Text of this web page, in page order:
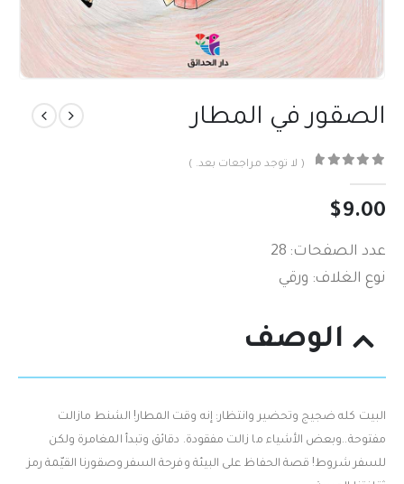
الصقور في المطار
( لا توجد مراجعات بعد. )
$9.00
عدد الصفحات: 28
نوع الغلاف: ورقي
الوصف
البيت كله ضجيج وتحضير وانتظار: إنه وقت المطار! الشنط مازالت
مفتوحة..وبعض الأشياء ما زالت مفقودة. دقائق وتبدأ المغامرة ولكن
للسفر شروط! قصة الحفاظ على البيئة وفرحة السفر وصقورنا القيّمة رمز